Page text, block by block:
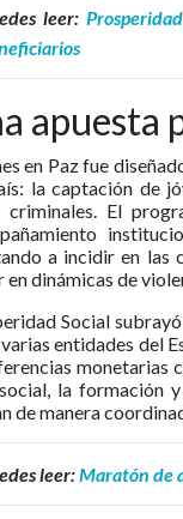
leer:
apuesta
en Paz fue
la captación de
criminales. El
a incidir en las
en dinámicas de
Social
entidades del
monetarias
la formación
de manera
leer:Maratón de